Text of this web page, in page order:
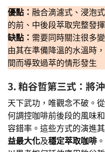
優點： 融合滴濾式、浸泡
的前、中後段萃取完整發揮
缺點： 需要同時關注很多
由其在準備降溫的水溫時
間而導致過萃的情形發生
3.粕谷哲第三式：將
天下武功，唯觀念不破。
何調控咖啡前後段的風味
容錯率。這些方式的演進
益最大化及穩定萃取咖啡